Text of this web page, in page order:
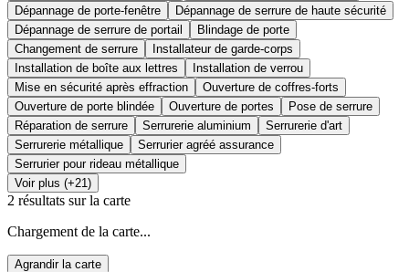
Dépannage de porte-fenêtre
Dépannage de serrure de haute sécurité
Dépannage de serrure de portail
Blindage de porte
Changement de serrure
Installateur de garde-corps
Installation de boîte aux lettres
Installation de verrou
Mise en sécurité après effraction
Ouverture de coffres-forts
Ouverture de porte blindée
Ouverture de portes
Pose de serrure
Réparation de serrure
Serrurerie aluminium
Serrurerie d'art
Serrurerie métallique
Serrurier agréé assurance
Serrurier pour rideau métallique
Voir plus (+21)
2 résultats sur la carte
Chargement de la carte...
Agrandir la carte